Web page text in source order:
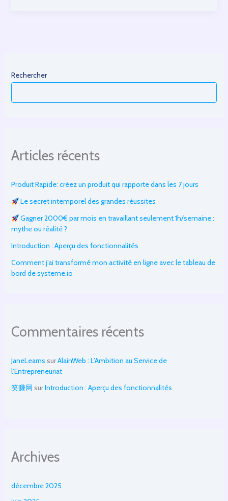
Rechercher
Articles récents
Produit Rapide: créez un produit qui rapporte dans les 7 jours
Le secret intemporel des grandes réussites
Gagner 2000€ par mois en travaillant seulement 1h/semaine :
mythe ou réalité ?
Introduction : Aperçu des fonctionnalités
Comment j’ai transformé mon activité en ligne avec le tableau de
bord de systeme.io
Commentaires récents
JaneLearns surAlainWeb : L’Ambition au Service de
l’Entrepreneuriat
笑赚网 surIntroduction : Aperçu des fonctionnalités
Archives
décembre 2025